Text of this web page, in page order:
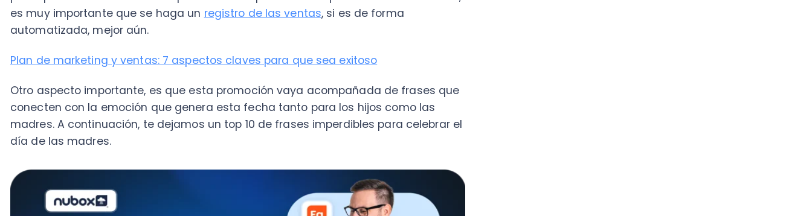
10 Frases de publicidad para el Día de la madre